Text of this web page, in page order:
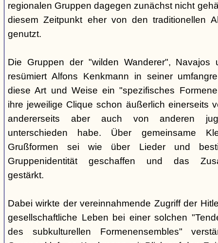
regionalen Gruppen dagegen zunächst nicht
diesem Zeitpunkt eher von den traditionellen
genutzt.
Die Gruppen der "wilden Wanderer", Navajos
resümiert Alfons Kenkmann in seiner
diese Art und Weise ein "spezifisches
ihre jeweilige Clique schon äußerlich einerseits
andererseits aber auch von anderen
unterschieden habe. Über gemeinsame
Grußformen sei wie über Lieder und
Gruppenidentität geschaffen und das
gestärkt.
Dabei wirkte der vereinnahmende Zugriff der
gesellschaftliche Leben bei einer solchen
des subkulturellen Formenensembles"